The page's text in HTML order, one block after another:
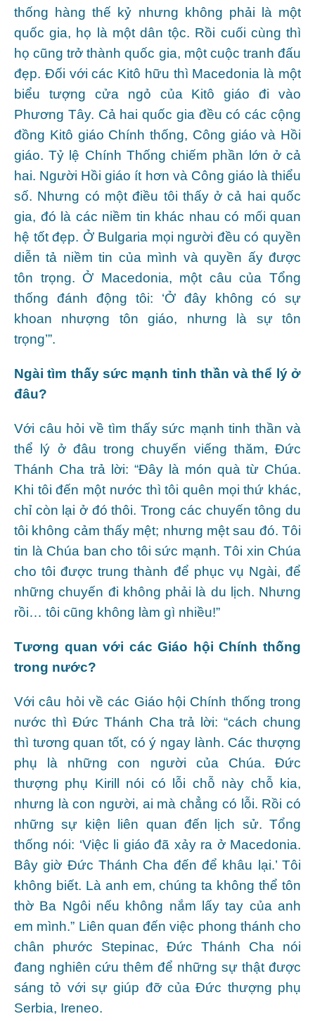
thống hàng thế kỷ nhưng không phải là một
quốc gia, họ là một dân tộc. Rồi cuối cùng thì
họ cũng trở thành quốc gia, một cuộc tranh đấu
đẹp. Đối với các Kitô hữu thì Macedonia là một
biểu tượng cửa ngỏ của Kitô giáo đi vào
Phương Tây. Cả hai quốc gia đều có các cộng
đồng Kitô giáo Chính thống, Công giáo và Hồi
giáo. Tỷ lệ Chính Thống chiếm phần lớn ở cả
hai. Người Hồi giáo ít hơn và Công giáo là thiểu
số. Nhưng có một điều tôi thấy ở cả hai quốc
gia, đó là các niềm tin khác nhau có mối quan
hệ tốt đẹp. Ở Bulgaria mọi người đều có quyền
diễn tả niềm tin của mình và quyền ấy được
tôn trọng. Ở Macedonia, một câu của Tổng
thống đánh động tôi: ‘Ở đây không có sự
khoan nhượng tôn giáo, nhưng là sự tôn
trọng’”.
Ngài tìm thấy sức mạnh tinh thần và thể lý ở
đâu?
Với câu hỏi về tìm thấy sức mạnh tinh thần và
thể lý ở đâu trong chuyến viếng thăm, Đức
Thánh Cha trả lời: “Đây là món quà từ Chúa.
Khi tôi đến một nước thì tôi quên mọi thứ khác,
chỉ còn lại ở đó thôi. Trong các chuyến tông du
tôi không cảm thấy mệt; nhưng mệt sau đó. Tôi
tin là Chúa ban cho tôi sức mạnh. Tôi xin Chúa
cho tôi được trung thành để phục vụ Ngài, để
những chuyến đi không phải là du lịch. Nhưng
rồi… tôi cũng không làm gì nhiều!”
Tương quan với các Giáo hội Chính thống
trong nước?
Với câu hỏi về các Giáo hội Chính thống trong
nước thì Đức Thánh Cha trả lời: “cách chung
thì tương quan tốt, có ý ngay lành. Các thượng
phụ là những con người của Chúa. Đức
thượng phụ Kirill nói có lỗi chỗ này chỗ kia,
nhưng là con người, ai mà chẳng có lỗi. Rồi có
những sự kiện liên quan đến lịch sử. Tổng
thống nói: ‘Việc li giáo đã xảy ra ở Macedonia.
Bây giờ Đức Thánh Cha đến để khâu lại.’ Tôi
không biết. Là anh em, chúng ta không thể tôn
thờ Ba Ngôi nếu không nắm lấy tay của anh
em mình.” Liên quan đến việc phong thánh cho
chân phước Stepinac, Đức Thánh Cha nói
đang nghiên cứu thêm để những sự thật được
sáng tỏ với sự giúp đỡ của Đức thượng phụ
Serbia, Ireneo.